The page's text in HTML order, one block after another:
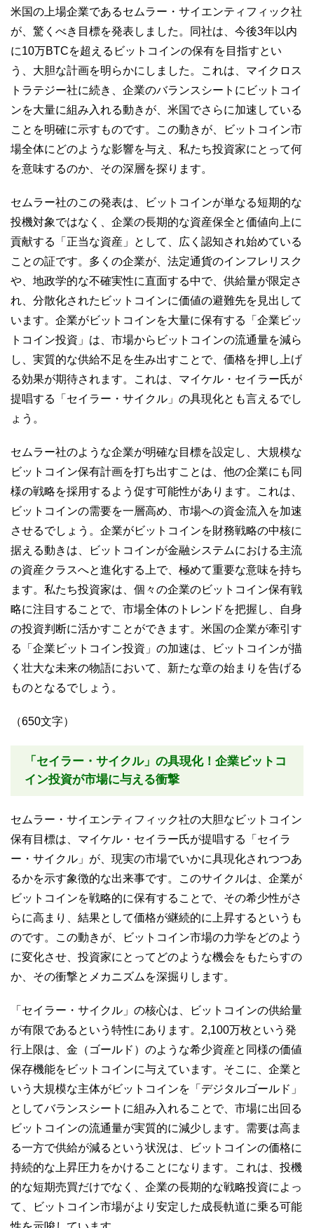
米国の上場企業であるセムラー・サイエンティフィック社
が、驚くべき目標を発表しました。同社は、今後3年以内
に10万BTCを超えるビットコインの保有を目指すとい
う、大胆な計画を明らかにしました。これは、マイクロス
トラテジー社に続き、企業のバランスシートにビットコイ
ンを大量に組み入れる動きが、米国でさらに加速している
ことを明確に示すものです。この動きが、ビットコイン市
場全体にどのような影響を与え、私たち投資家にとって何
を意味するのか、その深層を探ります。
セムラー社のこの発表は、ビットコインが単なる短期的な
投機対象ではなく、企業の長期的な資産保全と価値向上に
貢献する「正当な資産」として、広く認知され始めている
ことの証です。多くの企業が、法定通貨のインフレリスク
や、地政学的な不確実性に直面する中で、供給量が限定さ
れ、分散化されたビットコインに価値の避難先を見出して
います。企業がビットコインを大量に保有する「企業ビッ
トコイン投資」は、市場からビットコインの流通量を減ら
し、実質的な供給不足を生み出すことで、価格を押し上げ
る効果が期待されます。これは、マイケル・セイラー氏が
提唱する「セイラー・サイクル」の具現化とも言えるでし
ょう。
セムラー社のような企業が明確な目標を設定し、大規模な
ビットコイン保有計画を打ち出すことは、他の企業にも同
様の戦略を採用するよう促す可能性があります。これは、
ビットコインの需要を一層高め、市場への資金流入を加速
させるでしょう。企業がビットコインを財務戦略の中核に
据える動きは、ビットコインが金融システムにおける主流
の資産クラスへと進化する上で、極めて重要な意味を持ち
ます。私たち投資家は、個々の企業のビットコイン保有戦
略に注目することで、市場全体のトレンドを把握し、自身
の投資判断に活かすことができます。米国の企業が牽引す
る「企業ビットコイン投資」の加速は、ビットコインが描
く壮大な未来の物語において、新たな章の始まりを告げる
ものとなるでしょう。
（650文字）
「セイラー・サイクル」の具現化！企業ビットコ
イン投資が市場に与える衝撃
セムラー・サイエンティフィック社の大胆なビットコイン
保有目標は、マイケル・セイラー氏が提唱する「セイラ
ー・サイクル」が、現実の市場でいかに具現化されつつあ
るかを示す象徴的な出来事です。このサイクルは、企業が
ビットコインを戦略的に保有することで、その希少性がさ
らに高まり、結果として価格が継続的に上昇するというも
のです。この動きが、ビットコイン市場の力学をどのよう
に変化させ、投資家にとってどのような機会をもたらすの
か、その衝撃とメカニズムを深掘りします。
「セイラー・サイクル」の核心は、ビットコインの供給量
が有限であるという特性にあります。2,100万枚という発
行上限は、金（ゴールド）のような希少資産と同様の価値
保存機能をビットコインに与えています。そこに、企業と
いう大規模な主体がビットコインを「デジタルゴールド」
としてバランスシートに組み入れることで、市場に出回る
ビットコインの流通量が実質的に減少します。需要は高ま
る一方で供給が減るという状況は、ビットコインの価格に
持続的な上昇圧力をかけることになります。これは、投機
的な短期売買だけでなく、企業の長期的な戦略投資によっ
て、ビットコイン市場がより安定した成長軌道に乗る可能